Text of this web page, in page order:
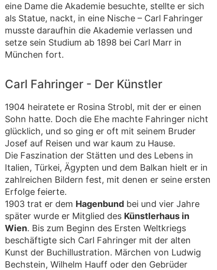
eine Dame die Akademie besuchte, stellte er sich
als Statue, nackt, in eine Nische – Carl Fahringer
musste daraufhin die Akademie verlassen und
setze sein Studium ab 1898 bei Carl Marr in
München fort.
Carl Fahringer - Der Künstler
1904 heiratete er Rosina Strobl, mit der er einen
Sohn hatte. Doch die Ehe machte Fahringer nicht
glücklich, und so ging er oft mit seinem Bruder
Josef auf Reisen und war kaum zu Hause.
Die Faszination der Stätten und des Lebens in
Italien, Türkei, Ägypten und dem Balkan hielt er in
zahlreichen Bildern fest, mit denen er seine ersten
Erfolge feierte.
1903 trat er dem Hagenbund bei und vier Jahre
später wurde er Mitglied des Künstlerhaus in
Wien. Bis zum Beginn des Ersten Weltkriegs
beschäftigte sich Carl Fahringer mit der alten
Kunst der Buchillustration. Märchen von Ludwig
Bechstein, Wilhelm Hauff oder den Gebrüder